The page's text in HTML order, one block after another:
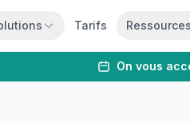
Tarifs Ressources
On vous